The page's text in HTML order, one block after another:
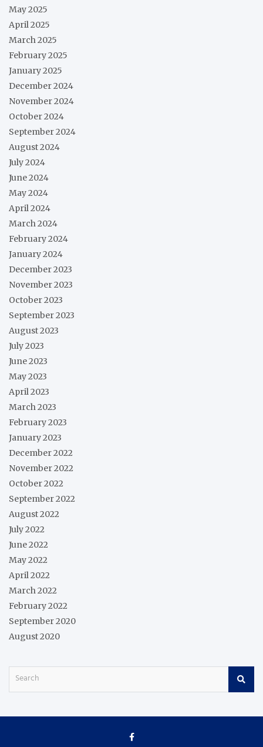
May 2025
April 2025
March 2025
February 2025
January 2025
December 2024
November 2024
October 2024
September 2024
August 2024
July 2024
June 2024
May 2024
April 2024
March 2024
February 2024
January 2024
December 2023
November 2023
October 2023
September 2023
August 2023
July 2023
June 2023
May 2023
April 2023
March 2023
February 2023
January 2023
December 2022
November 2022
October 2022
September 2022
August 2022
July 2022
June 2022
May 2022
April 2022
March 2022
February 2022
September 2020
August 2020